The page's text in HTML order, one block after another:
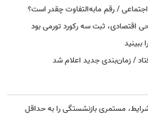
/ رقم مابه‌التفاوت چقدر است؟
مستمری بازنشستگی را به حداقل